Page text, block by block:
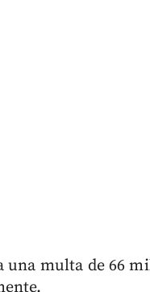
multa de 66